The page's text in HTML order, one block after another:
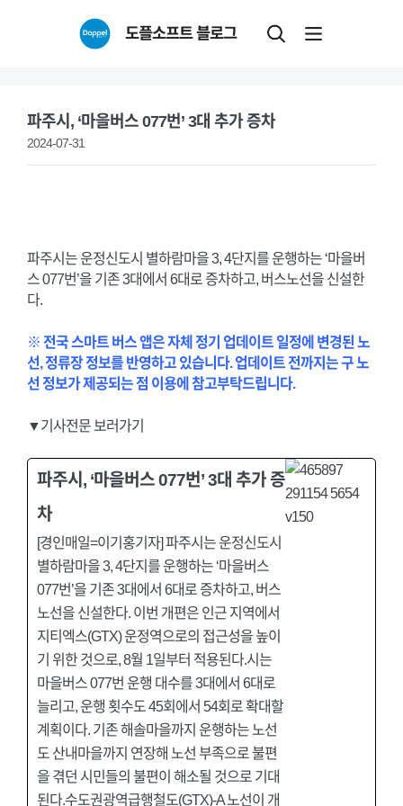
도플소프트 블로그
파주시, ‘마을버스 077번’ 3대 추가 증차
2024-07-31
파주시는 운정신도시 별하람마을 3, 4단지를 운행하는 ‘마을버
스 077번’을 기존 3대에서 6대로 증차하고, 버스노선을 신설한
다.
※ 전국 스마트 버스 앱은 자체 정기 업데이트 일정에 변경된 노
선, 정류장 정보를 반영하고 있습니다. 업데이트 전까지는 구 노
선 정보가 제공되는 점 이용에 참고부탁드립니다.
▼기사전문 보러가기
파주시, ‘마을버스 077번’ 3대 추가 증
차
[경인매일=이기홍기자] 파주시는 운정신도시
별하람마을 3, 4단지를 운행하는 ‘마을버스
077번’을 기존 3대에서 6대로 증차하고, 버스
노선을 신설한다. 이번 개편은 인근 지역에서
지티엑스(GTX) 운정역으로의 접근성을 높이
기 위한 것으로, 8월 1일부터 적용된다.시는
마을버스 077번 운행 대수를 3대에서 6대로
늘리고, 운행 횟수도 45회에서 54회로 확대할
계획이다. 기존 해솔마을까지 운행하는 노선
도 산내마을까지 연장해 노선 부족으로 불편
을 겪던 시민들의 불편이 해소될 것으로 기대
된다.수도권광역급행철도(GTX)-A 노선이 개